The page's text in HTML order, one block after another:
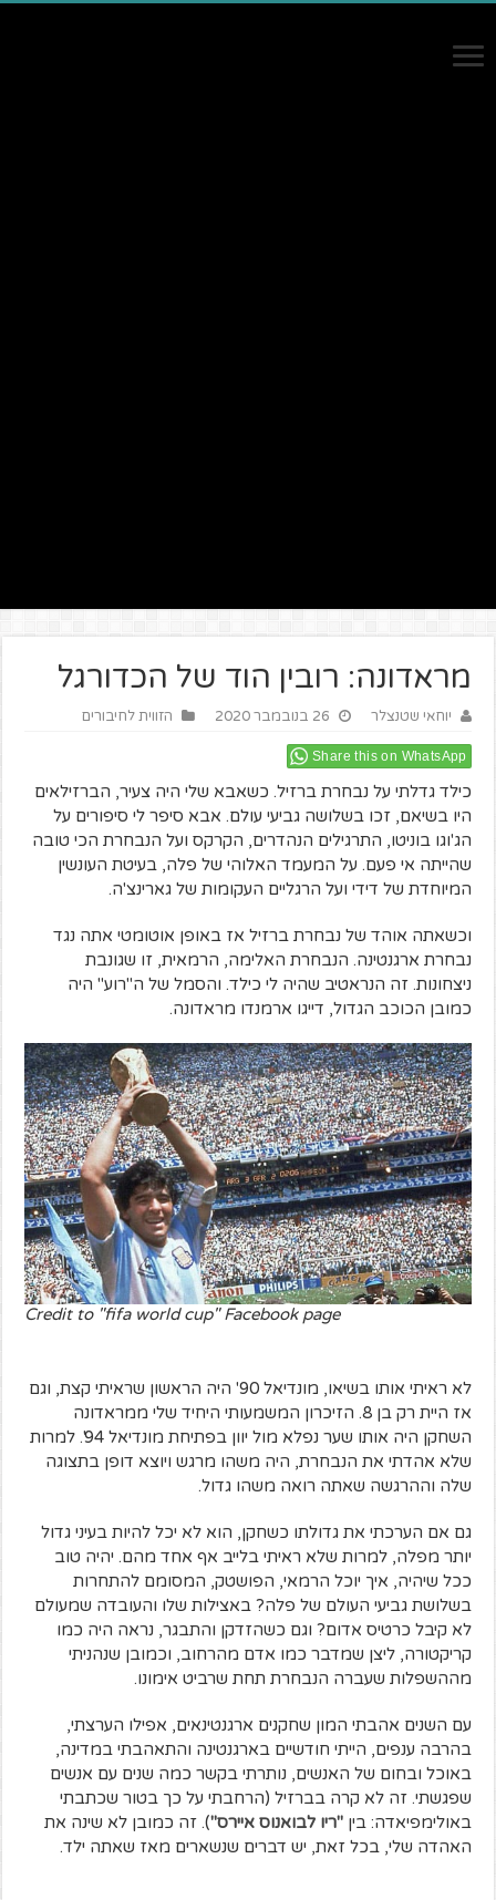
מראדונה: רובין הוד של הכדורגל
יוחאי שטנצלר 26 בנובמבר 2020 הזווית לחיבורים
Share this on WhatsApp
כילד גדלתי על נבחרת ברזיל. כשאבא שלי היה צעיר, הברזילאים
היו בשיאם, זכו בשלושה גביעי עולם. אבא סיפר לי סיפורים על
הג'וגו בוניטו, התרגילים הנהדרים, הקרקס ועל הנבחרת הכי טובה
שהייתה אי פעם. על המעמד האלוהי של פלה, בעיטת העונשין
המיוחדת של דידי ועל הרגליים העקומות של גארינצ'ה.
וכשאתה אוהד של נבחרת ברזיל אז באופן אוטומטי אתה נגד
נבחרת ארגנטינה. הנבחרת האלימה, הרמאית, זו שגונבת
ניצחונות. זה הנראטיב שהיה לי כילד. והסמל של ה"רוע" היה
כמובן הכוכב הגדול, דייגו ארמנדו מראדונה.
Credit to "fifa world cup" Facebook page
לא ראיתי אותו בשיאו, מונדיאל 90' היה הראשון שראיתי קצת, וגם
אז היית רק בן 8. הזיכרון המשמעותי היחיד שלי ממראדונה
השחקן היה אותו שער נפלא מול יוון בפתיחת מונדיאל 94'. למרות
שלא אהדתי את הנבחרת, היה משהו מרגש ויוצא דופן בתצוגה
שלה וההרגשה שאתה רואה משהו גדול.
גם אם הערכתי את גדולתו כשחקן, הוא לא יכל להיות בעיני גדול
יותר מפלה, למרות שלא ראיתי בלייב אף אחד מהם. יהיה טוב
ככל שיהיה, איך יוכל הרמאי, הפושטק, המסומם להתחרות
בשלושת גביעי העולם של פלה? באצילות שלו והעובדה שמעולם
לא קיבל כרטיס אדום? וגם כשהזדקן והתבגר, נראה היה כמו
קריקטורה, ליצן שמדבר כמו אדם מהרחוב, וכמובן שנהניתי
מההשפלות שעברה הנבחרת תחת שרביט אימונו.
עם השנים אהבתי המון שחקנים ארגנטינאים, אפילו הערצתי,
בהרבה ענפים, הייתי חודשיים בארגנטינה והתאהבתי במדינה,
באוכל ובחום של האנשים, נותרתי בקשר כמה שנים עם אנשים
שפגשתי. זה לא קרה בברזיל (הרחבתי על כך בטור שכתבתי
באולימפיאדה: בין"ריו לבואנוס איירס"). זה כמובן לא שינה את
האהדה שלי, בכל זאת, יש דברים שנשארים מאז שאתה ילד.